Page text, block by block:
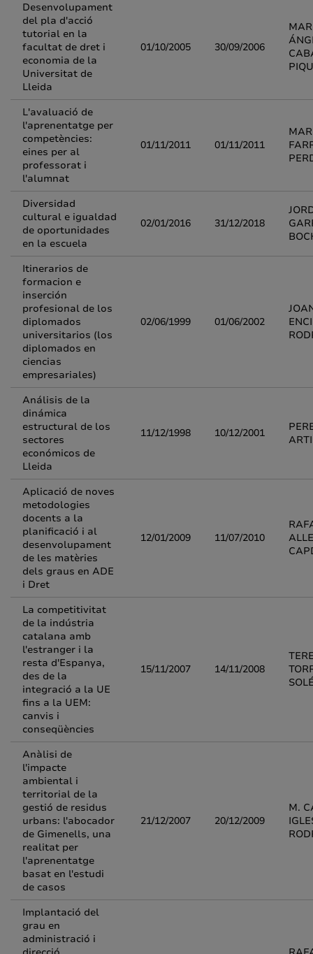
Desenvolupament
del pla d'acció
tutorial en la
facultat de dret i
economia de la
Universitat de
Lleida
01/10/2005 30/09/2006
L'avaluació de
l'aprenentatge per
competències:
eines per al
professorat i
l'alumnat
01/11/2011 01/11/2011
Diversidad
cultural e igualdad
de oportunidades
en la escuela
02/01/2016 31/12/2018
Itinerarios de
formacion e
inserción
profesional de los
diplomados
universitarios (los
diplomados en
ciencias
empresariales)
02/06/1999 01/06/2002
Análisis de la
dinámica
estructural de los
sectores
económicos de
Lleida
11/12/1998 10/12/2001
Aplicació de noves
metodologies
docents a la
planificació i al
desenvolupament
de les matèries
dels graus en ADE
i Dret
12/01/2009 11/07/2010
La competitivitat
de la indústria
catalana amb
l'estranger i la
resta d'Espanya,
des de la
integració a la UE
fins a la UEM:
canvis i
conseqüències
15/11/2007 14/11/2008
Anàlisi de
l'impacte
ambiental i
territorial de la
gestió de residus
urbans: l'abocador
de Gimenells, una
realitat per
l'aprenentatge
basat en l'estudi
de casos
21/12/2007 20/12/2009
M.
Implantació del
grau en
administració i